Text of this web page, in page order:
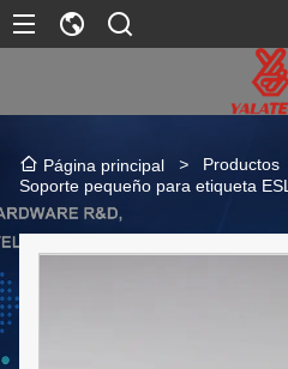
Página principal > Productos
Soporte pequeño para etiqueta ESL